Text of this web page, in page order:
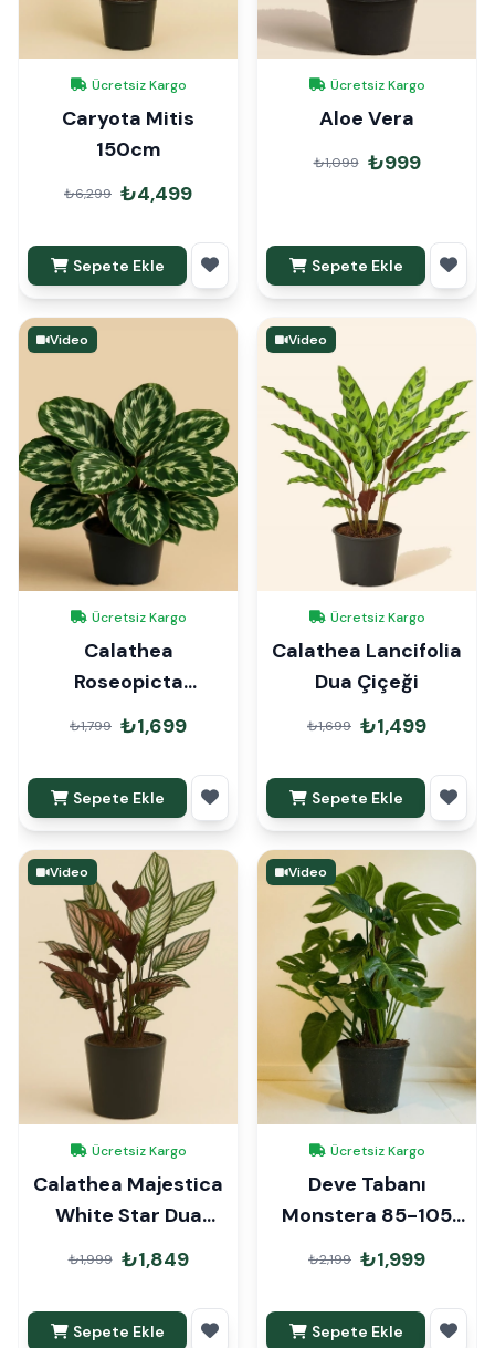
Ücretsiz Kargo
Caryota Mitis
150cm
₺6,299 ₺4,499
Sepete Ekle
Ücretsiz Kargo
Aloe Vera
₺1,099 ₺999
Sepete Ekle
Video
Ücretsiz Kargo
Calathea
Roseopicta
Medallion Dua
₺1,799 ₺1,699
Sepete Ekle
Video
Ücretsiz Kargo
Calathea Lancifolia
Dua Çiçeği
₺1,699 ₺1,499
Sepete Ekle
Video
Ücretsiz Kargo
Calathea Majestica
White Star Dua
Çiçeği
₺1,999 ₺1,849
Sepete Ekle
Video
Ücretsiz Kargo
Deve Tabanı
Monstera 85-105
cm
₺2,199 ₺1,999
Sepete Ekle